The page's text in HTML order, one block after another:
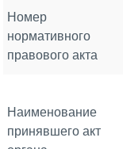
Номер
нормативного
правового акта
Наименование
принявшего акт